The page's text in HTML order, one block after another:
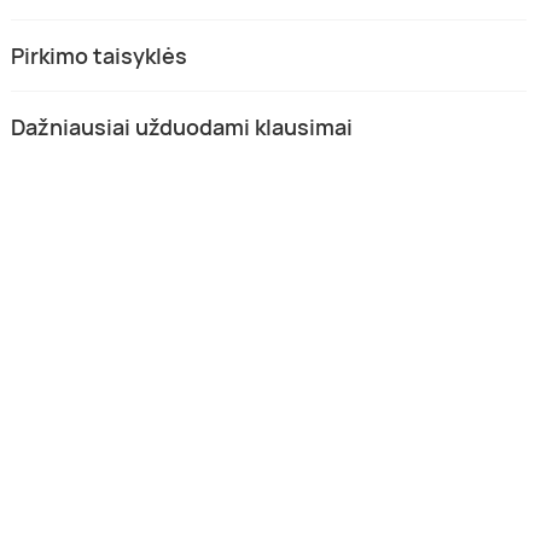
Pirkimo taisyklės
Dažniausiai užduodami klausimai